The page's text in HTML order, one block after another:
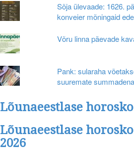
Sõja ülevaade: 1626.
konveier mõningaid
Võru linna päevade
Pank: sularaha
suuremate summadena
Lõunaeestlase
Lõunaeestlase
2026